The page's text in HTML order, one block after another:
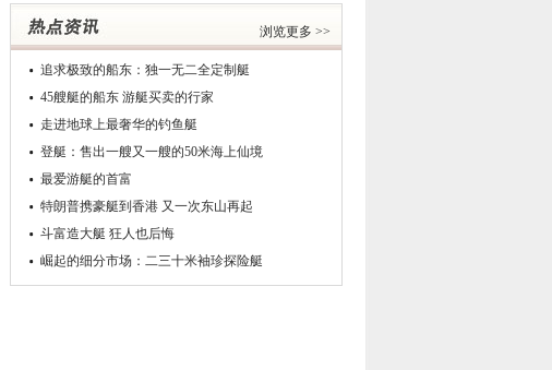
浏览更多 >>
追求极致的船东：独一无二全定制艇
45艘艇的船东 游艇买卖的行家
走进地球上最奢华的钓鱼艇
登艇：售出一艘又一艘的50米海上仙境
最爱游艇的首富
特朗普携豪艇到香港 又一次东山再起
斗富造大艇 狂人也后悔
崛起的细分市场：二三十米袖珍探险艇